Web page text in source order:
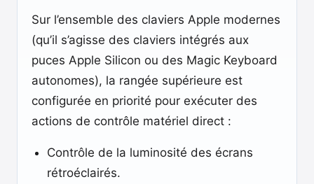
Sur l’ensemble des claviers Apple modernes
(qu’il s’agisse des claviers intégrés aux
puces Apple Silicon ou des Magic Keyboard
autonomes), la rangée supérieure est
configurée en priorité pour exécuter des
actions de contrôle matériel direct :
Contrôle de la luminosité des écrans
rétroéclairés.